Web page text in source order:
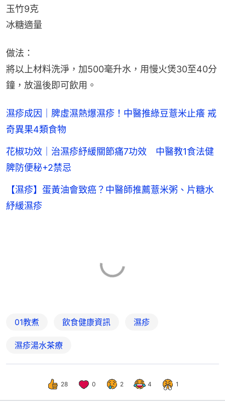
玉竹9克
冰糖適量
做法：
將以上材料洗淨，加500毫升水，用慢火煲30至40分
鐘，放溫後即可飲用。
濕疹成因｜脾虛濕熱爆濕疹！中醫推綠豆薏米止癢 戒
奇異果4類食物
花椒功效｜治濕疹紓緩關節痛7功效 中醫教1食法健
脾防便秘+2禁忌
【濕疹】蛋黃油會致癌？中醫師推薦薏米粥、片糖水
紓緩濕疹
01教煮 飲食健康資訊 濕疹
濕疹湯水茶療
28 0 2 4 1